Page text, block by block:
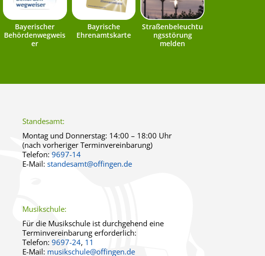
Bayerischer
Behördenwegweis
er
Bayrische
Ehrenamtskarte
Straßenbeleuchtu
ngsstörung
melden
Standesamt:
Montag und Donnerstag: 14:00 – 18:00 Uhr
(nach vorheriger Terminvereinbarung)
Telefon:9697-14
E-Mail:standesamt@offingen.de
Musikschule:
Für die Musikschule ist durchgehend eine
Terminvereinbarung erforderlich:
Telefon:9697-24, 11
E-Mail: musikschule@offingen.de